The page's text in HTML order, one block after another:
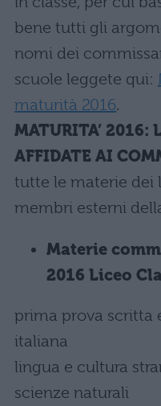
bene tutti gli
nomi dei
scuole leggete qui:
maturità 2016.
MATURITA’ 2016:
AFFIDATE AI
tutte le materie dei
membri esterni
Materie
2016 Liceo
prima prova scritta
italiana
lingua e cultura
scienze naturali